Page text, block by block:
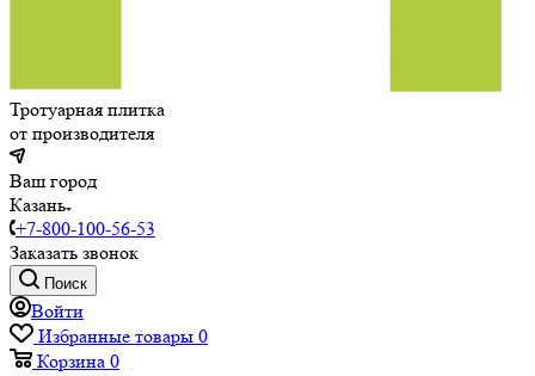
Тротуарная плитка
от производителя
Ваш город
Казань
+7-800-100-56-53
Заказать звонок
Поиск
Войти
Избранные товары 0
Корзина 0